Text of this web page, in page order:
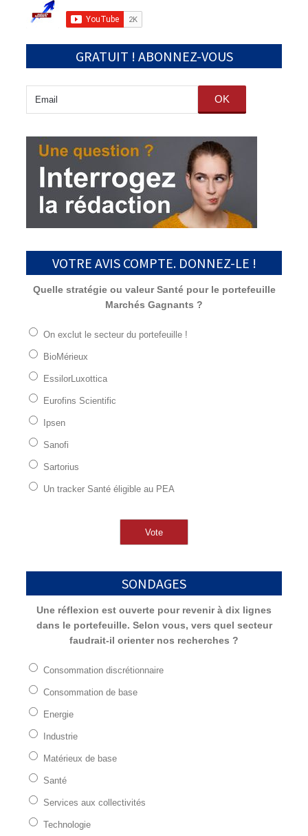
GRATUIT ! ABONNEZ-VOUS
OK
VOTRE AVIS COMPTE. DONNEZ-LE !
Quelle stratégie ou valeur Santé pour le portefeuille
Marchés Gagnants ?
On exclut le secteur du portefeuille !
BioMérieux
EssilorLuxottica
Eurofins Scientific
Ipsen
Sanofi
Sartorius
Un tracker Santé éligible au PEA
SONDAGES
Une réflexion est ouverte pour revenir à dix lignes
dans le portefeuille. Selon vous, vers quel secteur
faudrait-il orienter nos recherches ?
Consommation discrétionnaire
Consommation de base
Energie
Industrie
Matérieux de base
Santé
Services aux collectivités
Technologie